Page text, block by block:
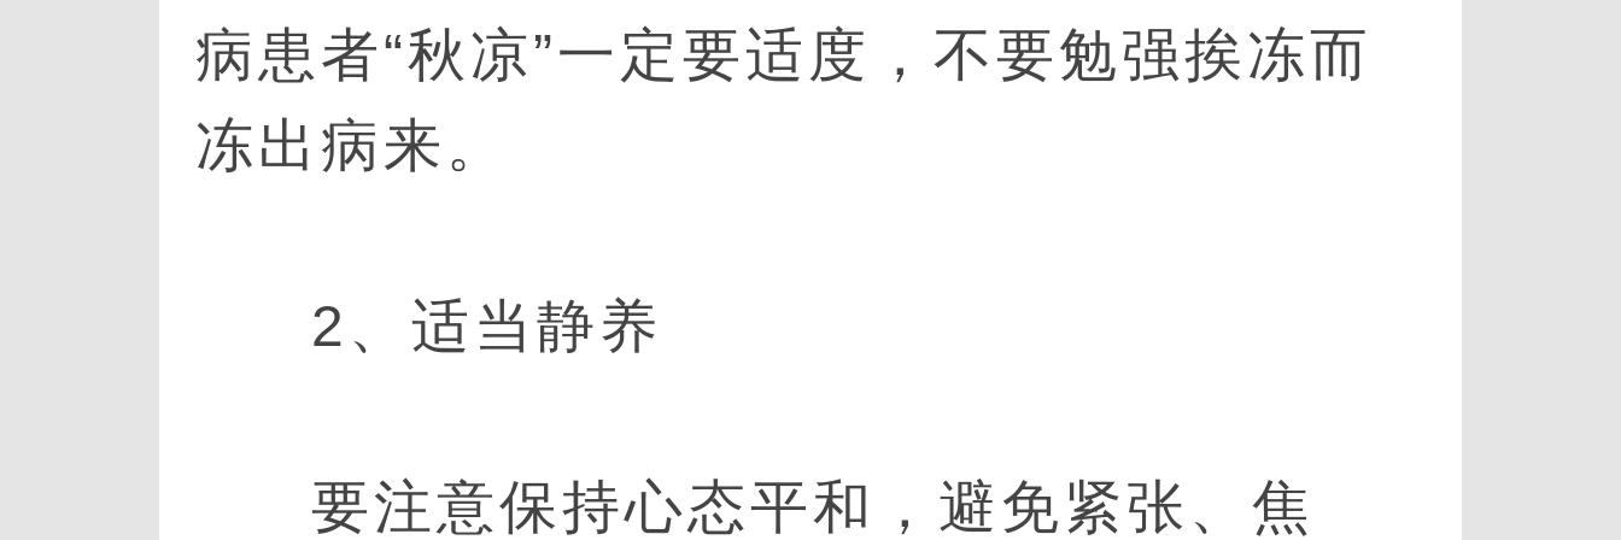
病患者“秋凉”一定要适度，不要勉强挨冻而
冻出病来。
2、适当静养
要注意保持心态平和，避免紧张、焦